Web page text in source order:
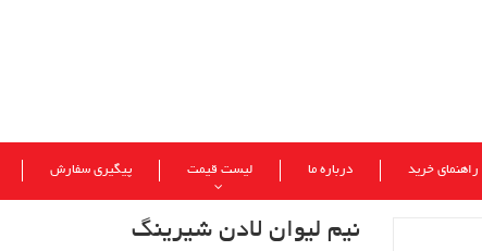
راهنمای خرید درباره ما لیست قیمت پیگیری سفارش
نیم لیوان لادن شیرینگ